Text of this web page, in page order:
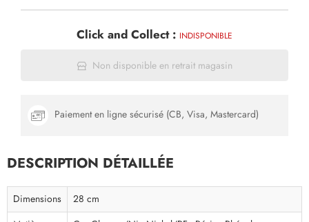
Click and Collect : INDISPONIBLE
Non disponible en retrait magasin
Paiement en ligne sécurisé (CB, Visa, Mastercard)
DESCRIPTION DÉTAILLÉE
Dimensions
28 cm